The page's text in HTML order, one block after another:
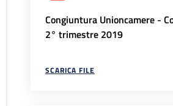
Congiuntura Unioncamere -
2° trimestre 2019
SCARICA FILE